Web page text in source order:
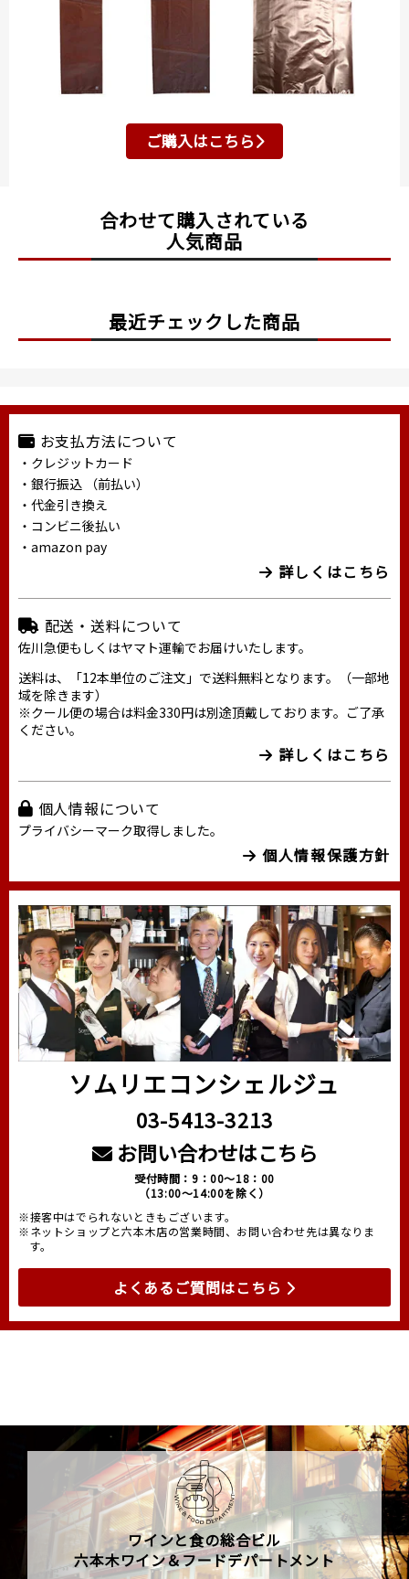
ご購入はこちら
合わせて購入されている
人気商品
最近チェックした商品
お支払方法について
・クレジットカード
・銀行振込 （前払い）
・代金引き換え
・コンビニ後払い
・amazon pay
詳しくはこちら
配送・送料について
佐川急便もしくはヤマト運輸でお届けいたします。
送料は、「12本単位のご注文」で送料無料となります。（一部地
域を除きます）
※クール便の場合は料金330円は別途頂戴しております。ご了承
ください。
詳しくはこちら
個人情報について
プライバシーマーク取得しました。
個人情報保護方針
ソムリエコンシェルジュ
03-5413-3213
お問い合わせはこちら
受付時間：9：00～18：00
（13:00～14:00を除く）
※接客中はでられないときもございます。
※ネットショップと六本木店の営業時間、お問い合わせ先は異なりま
す。
よくあるご質問はこちら
ワインと食の総合ビル
六本木ワイン＆フードデパートメント